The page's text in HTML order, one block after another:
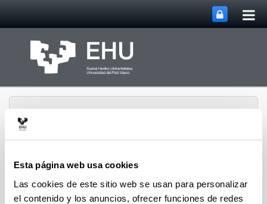
Esta página web usa cookies
Las cookies de este sitio web se usan para personalizar
el contenido y los anuncios, ofrecer funciones de redes
Departamento de
Ingeniería Química
Menú Abrir/cerrar